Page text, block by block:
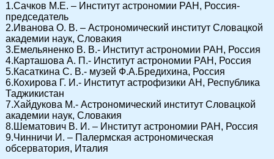
1.Сачков М.Е. – Институт астрономии РАН, Россия-
председатель
2.Иванова О. В. – Астрономический институт Словацкой
академии наук, Словакия
3.Емельяненко В. В.- Институт астрономии РАН, Россия
4.Карташова А. П.- Институт астрономии РАН, Россия
5.Касаткина С. В.- музей Ф.А.Бредихина, Россия
6.Кохирова Г. И.- Институт астрофизики АН, Республика
Таджикистан
7.Хайдукова М.- Астрономический институт Словацкой
академии наук, Словакия
8.Шематович В. И. – Институт астрономии РАН, Россия
9.Чинничи И. – Палермская астрономическая
обсерватория, Италия